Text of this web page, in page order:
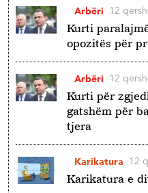
Kurti
opozitës për
Arbëri 12
Kurti për
gatshëm për
tjera
Arbëri 12
Karikatura e
Karikatura 12